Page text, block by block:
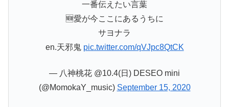
一番伝えたい言葉
🆕愛が今ここにあるうちに
サヨナラ
en.天邪鬼 pic.twitter.com/qVJpc8QtCK
— 八神桃花 @10.4(日) DESEO mini
(@MomokaY_music) September 15, 2020